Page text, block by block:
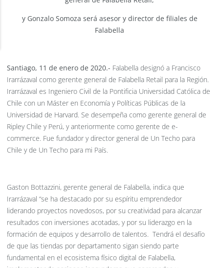
y Gonzalo Somoza será asesor y director de filiales de
Falabella
Santiago, 11 de enero de 2020.- Falabella designó a Francisco
Irarrázaval como gerente general de Falabella Retail para la Región.
Irarrázaval es Ingeniero Civil de la Pontificia Universidad Católica de
Chile con un Máster en Economía y Políticas Públicas de la
Universidad de Harvard. Se desempeña como gerente general de
Ripley Chile y Perú, y anteriormente como gerente de e-
commerce. Fue fundador y director general de Un Techo para
Chile y de Un Techo para mi País.
Gaston Bottazzini, gerente general de Falabella, indica que
Irarrázaval “se ha destacado por su espíritu emprendedor
liderando proyectos novedosos, por su creatividad para alcanzar
resultados con inversiones acotadas, y por su liderazgo en la
formación de equipos y desarrollo de talentos. Tendrá el desafío
de que las tiendas por departamento sigan siendo parte
fundamental en el ecosistema físico digital de Falabella,